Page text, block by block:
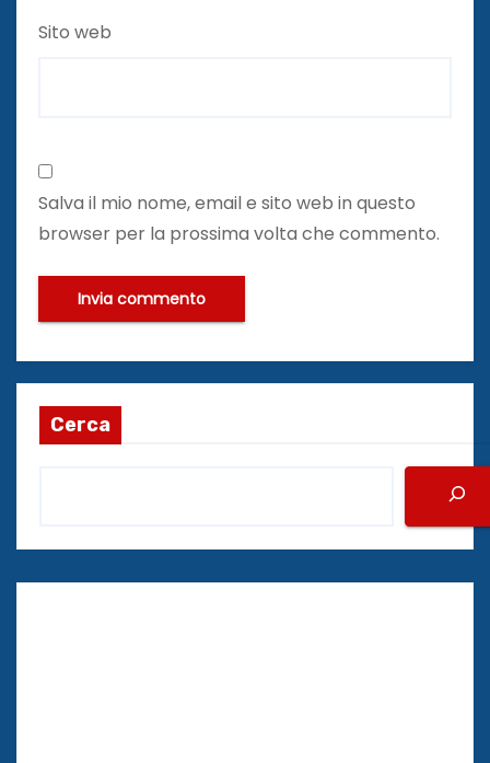
Sito web
Salva il mio nome, email e sito web in questo
browser per la prossima volta che commento.
Cerca